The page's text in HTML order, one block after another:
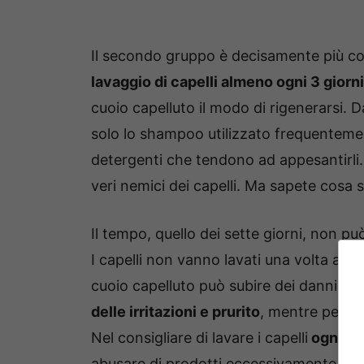
Il secondo gruppo è decisamente più
lavaggio di capelli almeno ogni 3
cuoio capelluto il modo di rigenerarsi.
solo lo shampoo utilizzato
detergenti che tendono ad
veri nemici dei capelli. Ma sapete cosa
Il tempo, quello dei sette giorni, non
I capelli non vanno lavati una volta a
cuoio capelluto può subire dei danni.
delle irritazioni e prurito, mentre per la
Nel consigliare di lavare i capelli ogni